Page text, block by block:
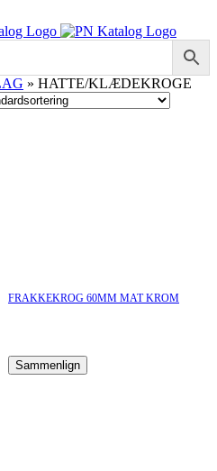
» HATTE/KLÆDEKROGE
FRAKKEKROG 60MM MAT KROM
Sammenlign